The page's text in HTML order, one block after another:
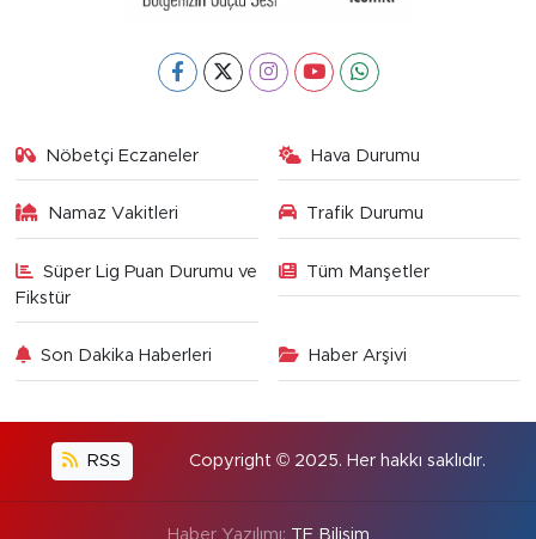
Nöbetçi Eczaneler Hava Durumu
Namaz Vakitleri Trafik Durumu
Süper Lig Puan Durumu ve
Fikstür
Tüm Manşetler
Son Dakika Haberleri Haber Arşivi
RSS Copyright © 2025. Her hakkı saklıdır.
Haber Yazılımı: TE Bilişim